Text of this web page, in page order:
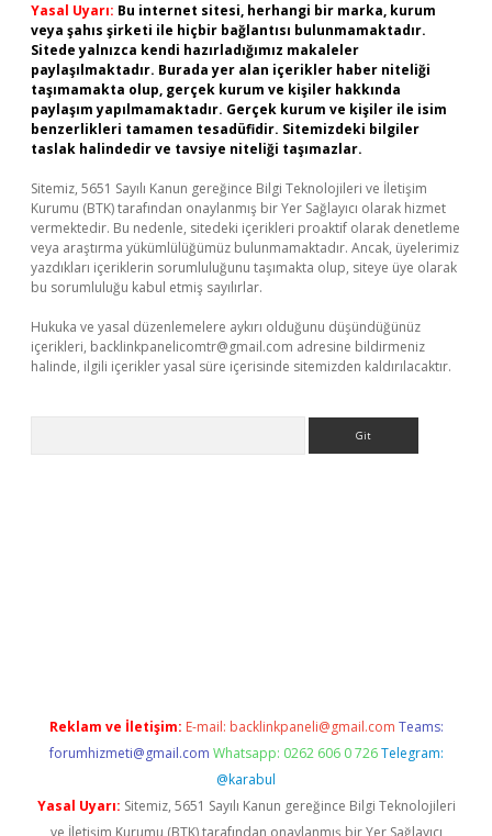
Yasal Uyarı: Bu internet sitesi, herhangi bir marka, kurum
veya şahıs şirketi ile hiçbir bağlantısı bulunmamaktadır.
Sitede yalnızca kendi hazırladığımız makaleler
paylaşılmaktadır. Burada yer alan içerikler haber niteliği
taşımamakta olup, gerçek kurum ve kişiler hakkında
paylaşım yapılmamaktadır. Gerçek kurum ve kişiler ile isim
benzerlikleri tamamen tesadüfidir. Sitemizdeki bilgiler
taslak halindedir ve tavsiye niteliği taşımazlar.
Sitemiz, 5651 Sayılı Kanun gereğince Bilgi Teknolojileri ve İletişim
Kurumu (BTK) tarafından onaylanmış bir Yer Sağlayıcı olarak hizmet
vermektedir. Bu nedenle, sitedeki içerikleri proaktif olarak denetleme
veya araştırma yükümlülüğümüz bulunmamaktadır. Ancak, üyelerimiz
yazdıkları içeriklerin sorumluluğunu taşımakta olup, siteye üye olarak
bu sorumluluğu kabul etmiş sayılırlar.
Hukuka ve yasal düzenlemelere aykırı olduğunu düşündüğünüz
içerikleri, backlinkpanelicomtr@gmail.com adresine bildirmeniz
halinde, ilgili içerikler yasal süre içerisinde sitemizden kaldırılacaktır.
Reklam ve İletişim: E-mail: backlinkpaneli@gmail.com Teams:
forumhizmeti@gmail.com Whatsapp: 0262 606 0 726 Telegram:
@karabul
Yasal Uyarı: Sitemiz, 5651 Sayılı Kanun gereğince Bilgi Teknolojileri
ve İletişim Kurumu (BTK) tarafından onaylanmış bir Yer Sağlayıcı